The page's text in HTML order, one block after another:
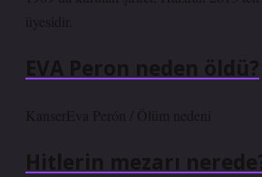
üyesidir.
EVA Peron neden öldü?
KanserEva Perón / Ölüm nedeni
Hitlerin mezarı